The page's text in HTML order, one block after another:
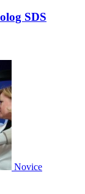
SDS
Novice